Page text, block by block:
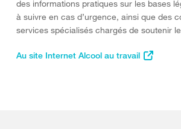
des informations pratiques sur les bases
à suivre en cas d’urgence, ainsi que des
services spécialisés chargés de soutenir
Au site Internet Alcool au travail